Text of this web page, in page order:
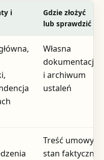
i
Gdzie złożyć
lub sprawdzić
Własna
dokumentacja
i archiwum
ustaleń
Treść umowy i
stan faktyczny